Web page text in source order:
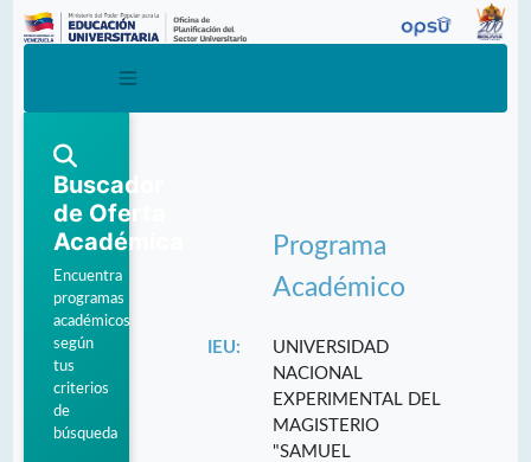
Buscador
de Oferta
Académica
Encuentra
programas
académicos
según
tus
criterios
de
búsqueda
Programa
Académico
IEU:
UNIVERSIDAD
NACIONAL
EXPERIMENTAL DEL
MAGISTERIO
"SAMUEL